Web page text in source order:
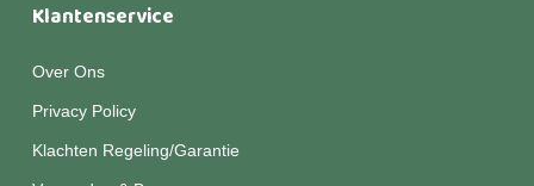
Klantenservice
Over Ons
Privacy Policy
Klachten Regeling/Garantie